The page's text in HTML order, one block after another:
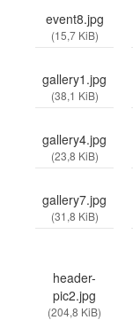
event8.jpg
(15,7 KiB)
gallery1.jpg
(38,1 KiB)
gallery4.jpg
(23,8 KiB)
gallery7.jpg
(31,8 KiB)
header-
pic2.jpg
(204,8 KiB)